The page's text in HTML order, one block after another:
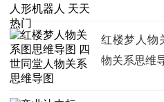
红楼梦人物
物关系思维